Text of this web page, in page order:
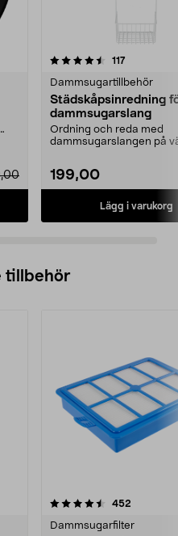
117recensioner
Dammsugartillbehör
Städskåpsinredning
dammsugarslang
Ordning och reda med
dammsugarslangen på
199,00
Lägg i varukorg
4.0 av 5 stjärnor
tillbehör
452
Dammsugarfilter